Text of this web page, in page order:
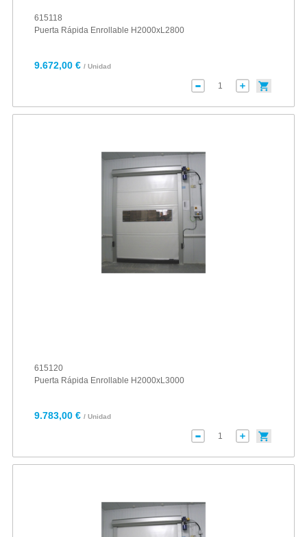
615118
Puerta Rápida Enrollable H2000xL2800
9.672,00 € / Unidad
615120
Puerta Rápida Enrollable H2000xL3000
9.783,00 € / Unidad